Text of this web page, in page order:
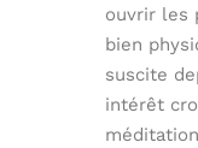
ouvrir les
bien
suscite
intérêt